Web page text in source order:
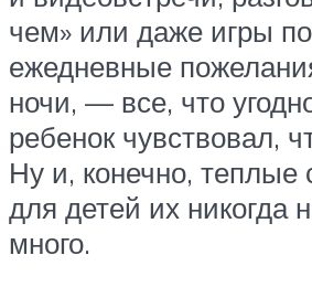
чем» или даже игры
ежедневные
ночи, — все, что
ребенок чувствовал,
Ну и, конечно, теплые
для детей их никогда
много.